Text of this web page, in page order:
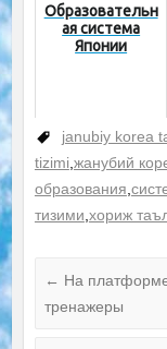
Образовательн
ая система
Японии
janubiy korea
tizimi жанубий
образования
тизими хориж
← На
тренажеры